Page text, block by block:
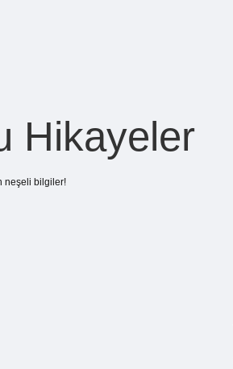
Hikayeler
neşeli bilgiler!